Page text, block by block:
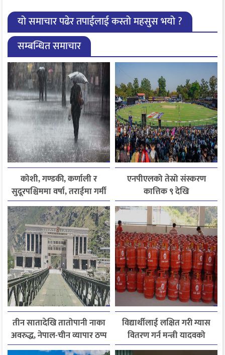
यो समाचार पढेर तपाईलाई कस्तो महसुस भयो ?
सम्बन्धित समाचार
कोशी, गण्डकी, कर्णाली र
सुदूरपश्चिममा वर्षा, तराईमा गर्मी
बढ्ने अनुमान
एनपीएलको तेस्रो संस्करण
कात्तिक ९ देखि
तीन सातादेखि तातोपानी नाका
अवरुद्ध, नेपाल-चीन व्यापार ठप्प
विद्यार्थीलाई लक्षित गरी ग्यास
वितरण गर्न मन्त्री यादवको
निर्देशन